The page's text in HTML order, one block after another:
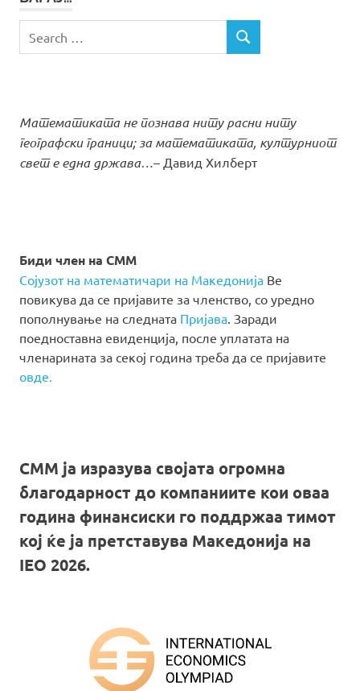
for:
SEARCH
Математиката не познава ниту расни ниту
географски граници; за математиката, културниот
свет е една држава…– Давид Хилберт
Биди член на СММ
Сојузот на математичари на Македонија Ве
повикува да се пријавите за членство, со уредно
пополнување на следната Пријава. Заради
поедноставна евиденција, после уплатата на
членарината за секој година треба да се пријавите
овде.
СММ ја изразува својата огромна
благодарност до компаниите кои оваа
година финансиски го поддржаа тимот
кој ќе ја претставува Македонија на
IEO 2026.